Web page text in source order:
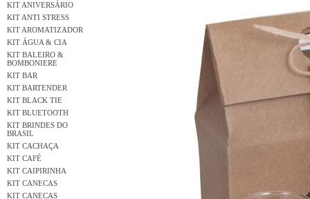
KIT ANIVERSÁRIO
KIT ANTI STRESS
KIT AROMATIZADOR
KIT ÁGUA & CIA
KIT BALEIRO &
BOMBONIERE
KIT BAR
KIT BARTENDER
KIT BLACK TIE
KIT BLUETOOTH
KIT BRINDES DO
BRASIL
KIT CACHAÇA
KIT CAFÉ
KIT CAIPIRINHA
KIT CANECAS
KIT CANECAS